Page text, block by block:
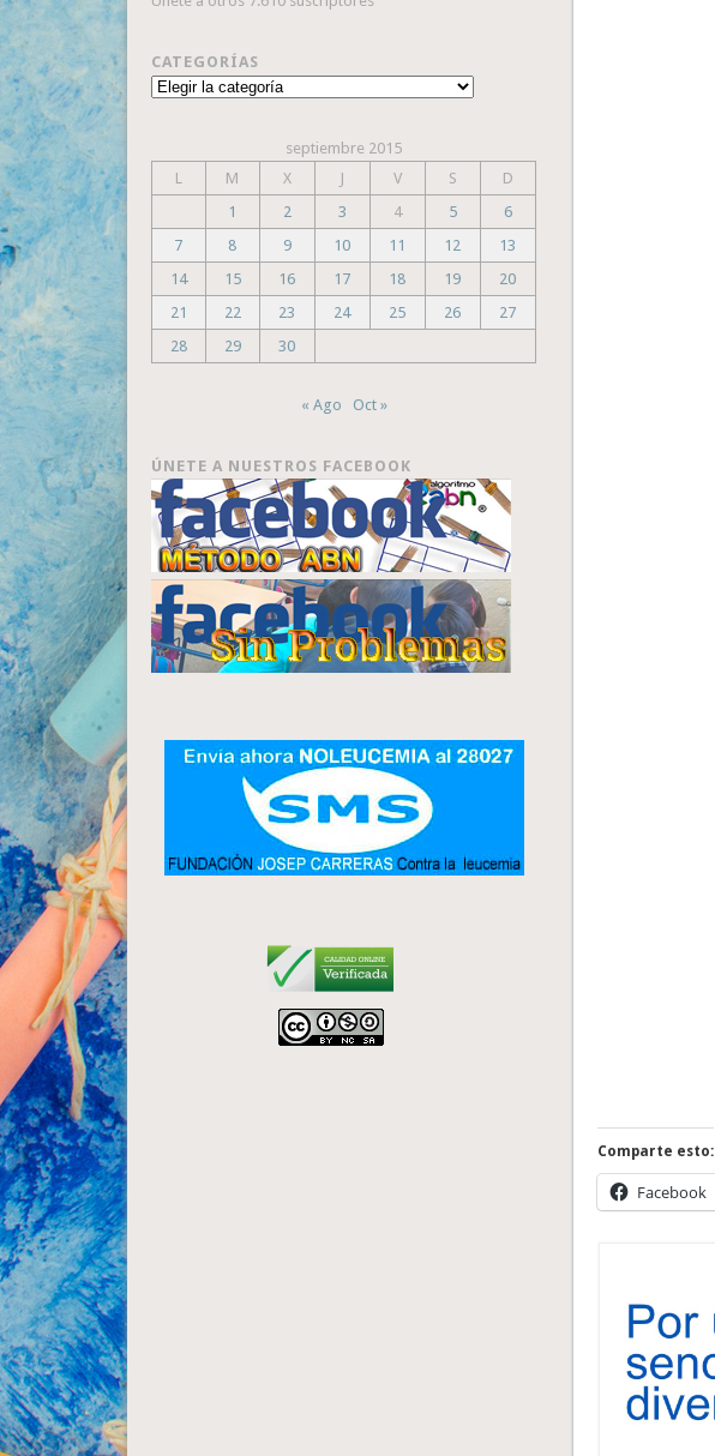
Comparte esto:
Facebook
CATEGORÍAS
Categorías
septiembre 2015
L
M X J V S
D
1
2 3 4 5
6
7
8 9 10 11 12
13
14
15 16 17 18 19
20
21
22 23 24 25 26
27
28
29 30
« Ago Oct »
ÚNETE A NUESTROS FACEBOOK